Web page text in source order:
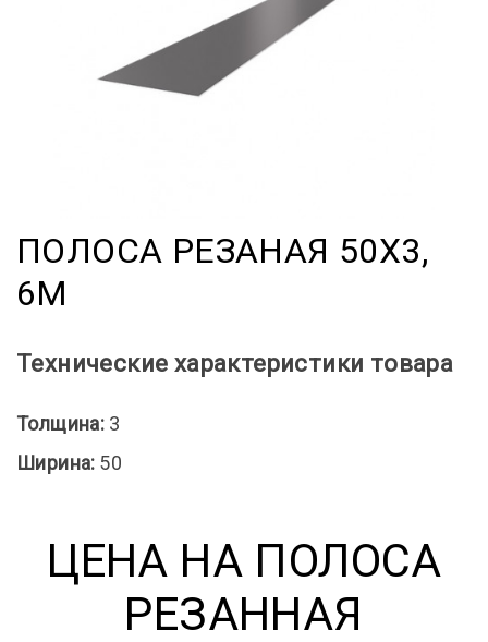
ПОЛОСА РЕЗАНАЯ 50Х3,
6М
Технические характеристики товара
Толщина: 3
Ширина: 50
ЦЕНА НА ПОЛОСА
РЕЗАННАЯ